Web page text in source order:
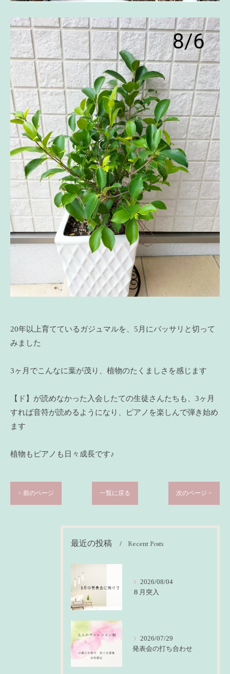
20年以上育てているガジュマルを、5月にバッサリと切って
みました
3ヶ月でこんなに葉が茂り、植物のたくましさを感じます
【ド】が読めなかった入会したての生徒さんたちも、3ヶ月
すれば音符が読めるようになり、ピアノを楽しんで弾き始め
ます
植物もピアノも日々成長です♪
< 前のページ 一覧に戻る 次のページ >
最近の投稿 Recent Posts
2026/08/04
８月突入
2026/07/29
発表会の打ち合わせ